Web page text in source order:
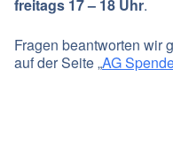
freitags 17 – 18 Uhr.
Fragen beantworten wir
auf der Seite „AG